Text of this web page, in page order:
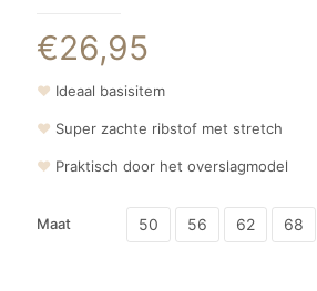
€26,95
❤ Ideaal basisitem
❤ Super zachte ribstof met stretch
❤ Praktisch door het overslagmodel
Maat 50 56 62 68